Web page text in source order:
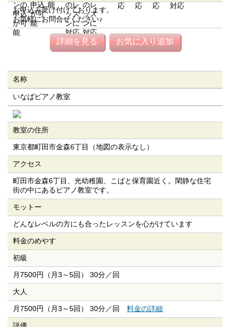
お申込み受け付けております。
お気軽にお問合せください♪
詳細を見る お気に入り追加
名称
いなばピアノ教室
教室の住所
東京都町田市金森6丁目（地図の表示なし）
アクセス
町田市金森6丁目、光幼稚園、こばと保育園近く。閑静な住宅
街の中にあるピアノ教室です。
モットー
どんなレベルの方にも合ったレッスンを心がけています
料金のめやす
初級
月7500円（月3～5回） 30分／回
大人
月7500円（月3～5回） 30分／回 料金の詳細